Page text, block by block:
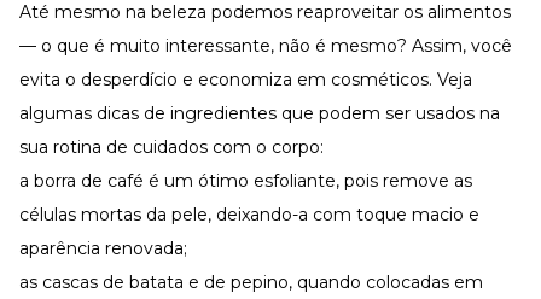
Até mesmo na beleza podemos reaproveitar os alimentos
— o que é muito interessante, não é mesmo? Assim, você
evita o desperdício e economiza em cosméticos. Veja
algumas dicas de ingredientes que podem ser usados na
sua rotina de cuidados com o corpo:
a borra de café é um ótimo esfoliante, pois remove as
células mortas da pele, deixando-a com toque macio e
aparência renovada;
as cascas de batata e de pepino, quando colocadas em